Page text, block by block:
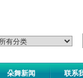
朵舞新闻 联系